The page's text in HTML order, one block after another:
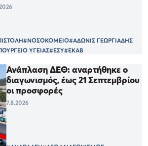
#ΝΟΣΟΚΟΜΕΙΟ#ΑΔΩΝΙΣ ΓΕΩΡΓΙΑΔΗΣ
ΥΓΕΙΑΣ#ΕΣΥ#ΕΚΑΒ
Ανάπλαση ΔΕΘ: αναρτήθηκε ο
διαγωνισμός, έως 21 Σεπτεμβρίου
οι προσφορές
7.8.2026